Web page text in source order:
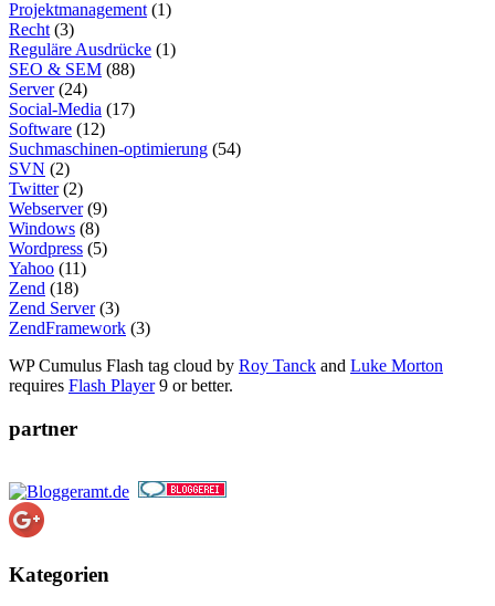
Projektmanagement (1)
Recht (3)
Reguläre Ausdrücke (1)
SEO & SEM (88)
Server(24)
Social-Media (17)
Software (12)
Suchmaschinen-optimierung (54)
SVN (2)
Twitter(2)
Webserver(9)
Windows (8)
Wordpress (5)
Yahoo (11)
Zend (18)
Zend Server(3)
ZendFramework (3)
WP Cumulus Flash tag cloud by Roy Tanck and Luke Morton
requires Flash Player9 or better.
partner
Kategorien